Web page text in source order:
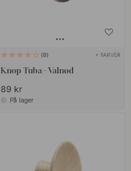
8 + FARVER
Knop Tuba - Valnød
89 kr
På lager